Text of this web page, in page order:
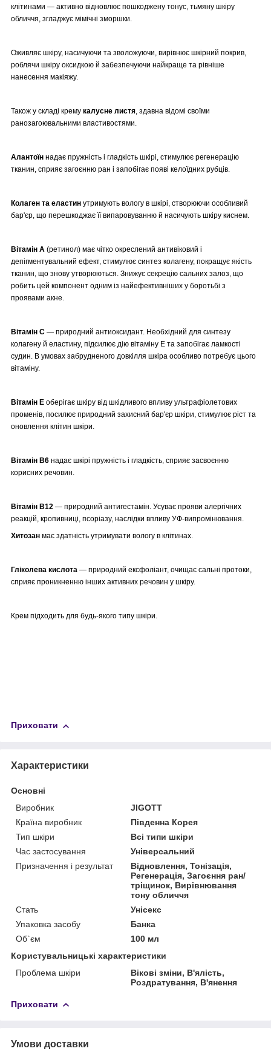
клітинами — активно відновлює пошкоджену тонус, тьмяну шкіру
обличчя, згладжує мімічні зморшки.
Оживляє шкіру, насичуючи та зволожуючи, вирівнює шкірний покрив,
роблячи шкіру оксидкою й забезпечуючи найкраще та рівніше
нанесення макіяжу.
Також у складі крему калусне листя, здавна відомі своїми
ранозагоювальними властивостями.
Алантоїн надає пружність і гладкість шкірі, стимулює регенерацію
тканин, сприяє загоєнню ран і запобігає появі келоїдних рубців.
Колаген та еластин утримують вологу в шкірі, створюючи особливий
бар'єр, що перешкоджає її випаровуванню й насичують шкіру киснем.
Вітамін А (ретинол) має чітко окреслений антивіковий і
депігментувальний ефект, стимулює синтез колагену, покращує якість
тканин, що знову утворюються. Знижує секрецію сальних залоз, що
робить цей компонент одним із найефективніших у боротьбі з
проявами акне.
Вітамін С — природний антиоксидант. Необхідний для синтезу
колагену й еластину, підсилює дію вітаміну Е та запобігає ламкості
судин. В умовах забрудненого довкілля шкіра особливо потребує цього
вітаміну.
Вітамін Е оберігає шкіру від шкідливого впливу ультрафіолетових
променів, посилює природний захисний бар'єр шкіри, стимулює ріст та
оновлення клітин шкіри.
Вітамін B6 надає шкірі пружність і гладкість, сприяє засвоєнню
корисних речовин.
Вітамін В12 — природний антигестамін. Усуває прояви алергічних
реакцій, кропивниці, псоріазу, наслідки впливу УФ-випромінювання.
Хитозан має здатність утримувати вологу в клітинах.
Гліколева кислота — природний ексфоліант, очищає сальні протоки,
сприяє проникненню інших активних речовин у шкіру.
Крем підходить для будь-якого типу шкіри.
Приховати
Характеристики
Основні
Виробник
JIGOTT
Країна виробник
Південна Корея
Тип шкіри
Всі типи шкіри
Час застосування
Універсальний
Призначення і результат
Відновлення, Тонізація,
Регенерація, Загоєння ран/
тріщинок, Вирівнювання
тону обличчя
Стать
Унісекс
Упаковка засобу
Банка
Об`єм
100 мл
Користувальницькі характеристики
Проблема шкіри
Вікові зміни, В'ялість,
Роздратування, В'янення
Приховати
Умови доставки